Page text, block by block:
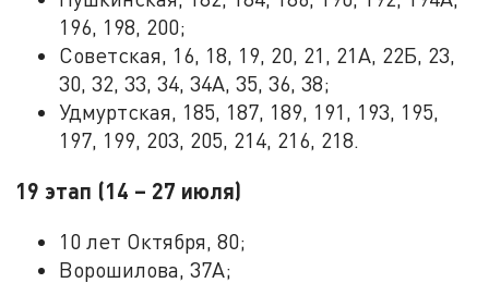
196, 198, 200;
Советская, 16, 18, 19, 20, 21, 21А, 22Б, 23,
30, 32, 33, 34, 34А, 35, 36, 38;
Удмуртская, 185, 187, 189, 191, 193, 195,
197, 199, 203, 205, 214, 216, 218.
19 этап (14 – 27 июля)
10 лет Октября, 80;
Ворошилова, 37А;